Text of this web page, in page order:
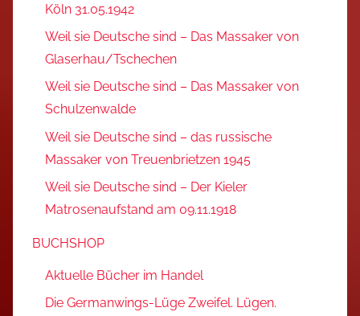
Köln 31.05.1942
Weil sie Deutsche sind – Das Massaker von
Glaserhau/Tschechen
Weil sie Deutsche sind – Das Massaker von
Schulzenwalde
Weil sie Deutsche sind – das russische
Massaker von Treuenbrietzen 1945
Weil sie Deutsche sind – Der Kieler
Matrosenaufstand am 09.11.1918
BUCHSHOP
Aktuelle Bücher im Handel
Die Germanwings-Lüge Zweifel. Lügen.